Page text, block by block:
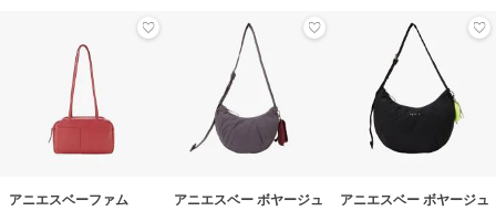
アニエスベーファム アニエスベー ボヤージュ アニエスベー ボヤージュ